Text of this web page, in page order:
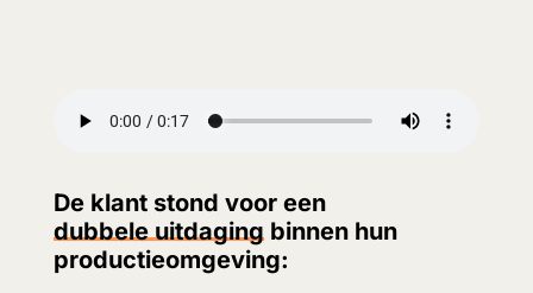
De klant stond voor een
dubbele uitdagingbinnen hun
productieomgeving: